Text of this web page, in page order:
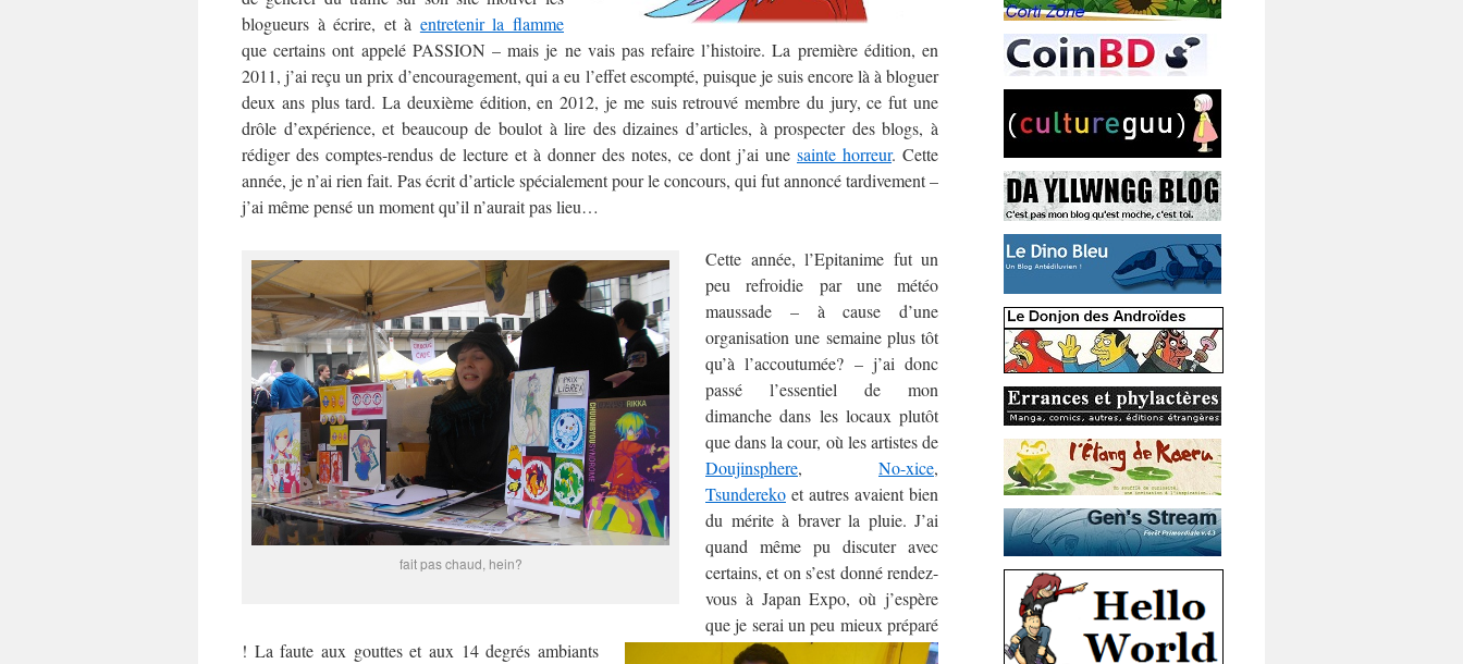
blogueurs à écrire, et à entretenir la flamme
que certains ont appelé PASSION – mais je ne vais pas refaire l’histoire. La première édition, en
2011, j’ai reçu un prix d’encouragement, qui a eu l’effet escompté, puisque je suis encore là à bloguer
deux ans plus tard. La deuxième édition, en 2012, je me suis retrouvé membre du jury, ce fut une
drôle d’expérience, et beaucoup de boulot à lire des dizaines d’articles, à prospecter des blogs, à
rédiger des comptes-rendus de lecture et à donner des notes, ce dont j’ai une sainte horreur. Cette
année, je n’ai rien fait. Pas écrit d’article spécialement pour le concours, qui fut annoncé tardivement –
j’ai même pensé un moment qu’il n’aurait pas lieu…
fait pas chaud, hein?
Cette année, l’Epitanime fut un
peu refroidie par une météo
maussade – à cause d’une
organisation une semaine plus tôt
qu’à l’accoutumée? – j’ai donc
passé l’essentiel de mon
dimanche dans les locaux plutôt
que dans la cour, où les artistes de
Doujinsphere, No-xice,
Tsundereko et autres avaient bien
du mérite à braver la pluie. J’ai
quand même pu discuter avec
certains, et on s’est donné rendez-
vous à Japan Expo, où j’espère
que je serai un peu mieux préparé
! La faute aux gouttes et aux 14 degrés ambiants